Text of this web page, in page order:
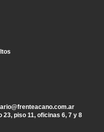
23, piso 11, oficinas 6, 7 y 8